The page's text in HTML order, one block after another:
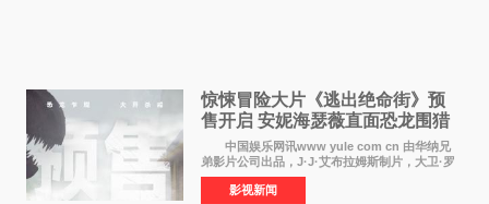
惊悚冒险大片《逃出绝命街》预
售开启 安妮海瑟薇直面恐龙围猎
中国娱乐网讯www yule com cn 由华纳兄
弟影片公司出品，J·J·艾布拉姆斯制片，大卫·罗
伯特·米切尔执导，好莱坞巨星安妮·海瑟薇和伊万
·麦克格雷格领衔主演的2026暑期惊悚冒险大片
影视新闻